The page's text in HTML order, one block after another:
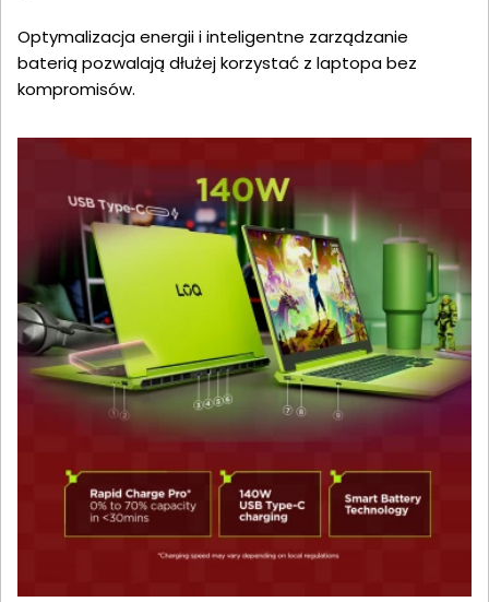
Optymalizacja energii i inteligentne zarządzanie
baterią pozwalają dłużej korzystać z laptopa bez
kompromisów.